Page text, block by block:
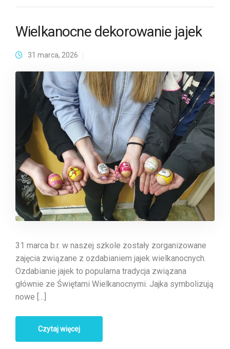
Wielkanocne dekorowanie jajek
31 marca, 2026
31 marca b.r. w naszej szkole zostały zorganizowane
zajęcia związane z ozdabianiem jajek wielkanocnych.
Ozdabianie jajek to popularna tradycja związana
głównie ze Świętami Wielkanocnymi. Jajka symbolizują
nowe […]
Czytaj więcej